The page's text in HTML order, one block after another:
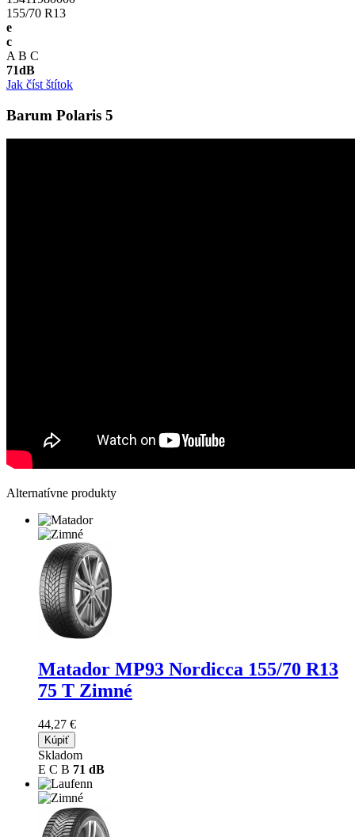
155/70 R13
e
c
A B C
71dB
Jak číst štítok
Barum Polaris 5
Alternatívne produkty
Matador MP93 Nordicca 155/70 R13
75 T Zimné
44,27 €
Kúpiť
Skladom
E C B 71 dB